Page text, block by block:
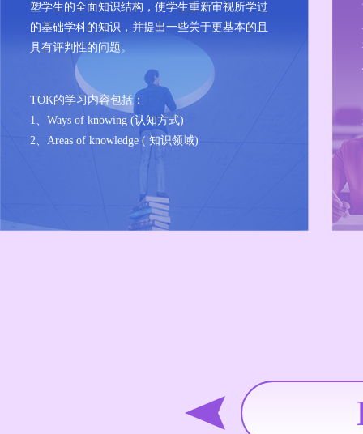
塑学生的全面知识结构，使学生重新审视所学过
的基础学科的知识，并提出一些关于更基本的且
具有评判性的问题。
TOK的学习内容包括：
1、Ways of knowing (认知方式)
2、Areas of knowledge ( 知识领域)